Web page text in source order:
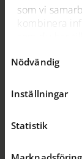
som vi
kombinera
samlat in
information, se
Nödvändig
Inställningar
Statistik
Leo
30 nov